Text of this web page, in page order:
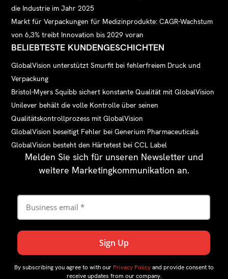
die Industrie im Jahr 2025
Markt für Verpackungen für Medizinprodukte: CAGR-Wachstum
von 6,3% treibt Innovation bis 2029 voran
BELIEBTESTE KUNDENGESCHICHTEN
GlobalVision unterstützt Smurfit bei fehlerfreiem Druck und
Verpackung
Bristol-Myers Squibb sichert konstante Qualität mit GlobalVision
Unilever behält die volle Kontrolle über seinen
Qualitätskontrollprozess mit GlobalVision
GlobalVision beseitigt Fehler bei Generium Pharmaceuticals
GlobalVision besteht den Härtetest bei CCL Label
Melden Sie sich für unseren Newsletter und
weitere Marketingkommunikation an.
By subscribing you agree to with our Privacy Policyand provide consent to
receive updates from our company.